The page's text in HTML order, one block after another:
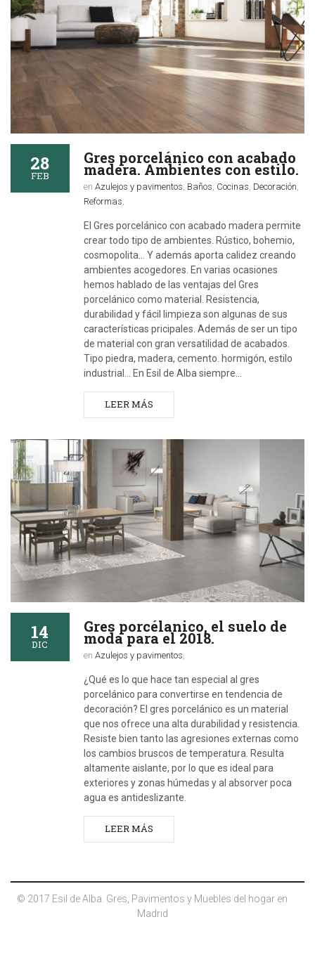
28
FEB
Gres porcelánico con acabado
madera. Ambientes con estilo.
en Azulejos y pavimentos Baños Cocinas Decoración
Reformas
El Gres porcelánico con acabado madera permite
crear todo tipo de ambientes. Rústico, bohemio,
cosmopolita... Y además aporta calidez creando
ambientes acogedores. En varias ocasiones
hemos hablado de las ventajas del Gres
porcelánico como material. Resistencia,
durabilidad y fácil limpieza son algunas de sus
características pricipales. Además de ser un tipo
de material con gran versatilidad de acabados.
Tipo piedra, madera, cemento. hormigón, estilo
industrial... En Esil de Alba siempre…
LEER MÁS
14
DIC
Gres porcélanico, el suelo de
moda para el 2018.
en Azulejos y pavimentos
¿Qué es lo que hace tan especial al gres
porcelánico para convertirse en tendencia de
decoración? El gres porcelánico es un material
que nos ofrece una alta durabilidad y resistencia.
Resiste bien tanto las agresiones externas como
los cambios bruscos de temperatura. Resulta
altamente aislante, por lo que es ideal para
exteriores y zonas húmedas y al absorver poca
agua es antideslizante.
LEER MÁS
© 2017 Esil de Alba. Gres, Pavimentos y Muebles del hogar en
Madrid